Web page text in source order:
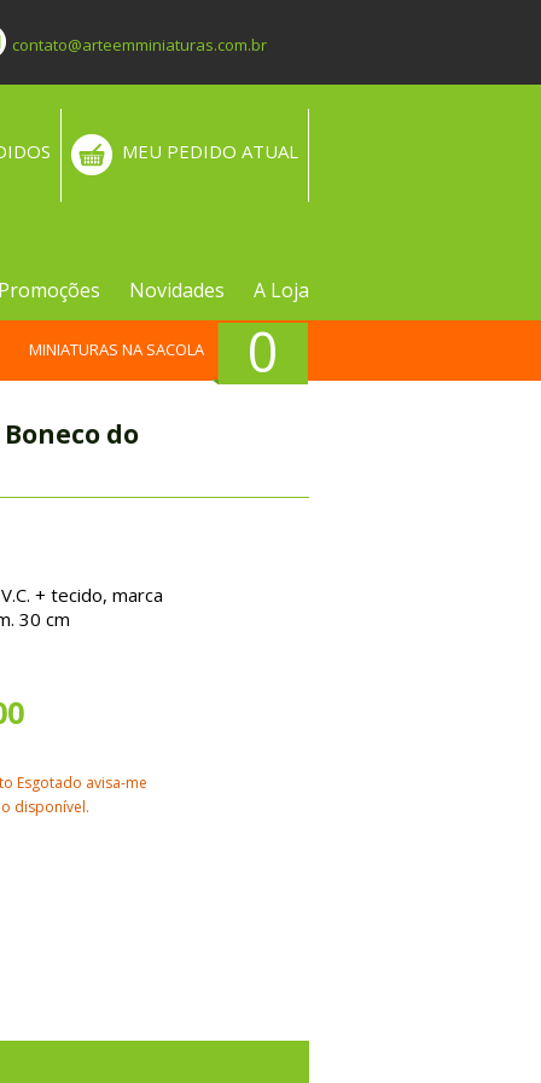
contato@arteemminiaturas.com.br
MEU PEDIDO ATUAL
Promoções Novidades A Loja
0
MINIATURAS NA SACOLA
do
+ tecido, marca
30 cm
Esgotado avisa-me
disponível.